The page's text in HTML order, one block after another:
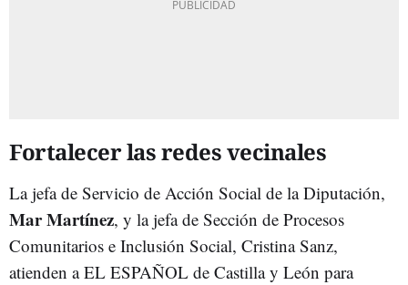
Fortalecer las redes vecinales
La jefa de Servicio de Acción Social de la Diputación,
Mar Martínez, y la jefa de Sección de Procesos
Comunitarios e Inclusión Social, Cristina Sanz,
atienden a EL ESPAÑOL de Castilla y León para